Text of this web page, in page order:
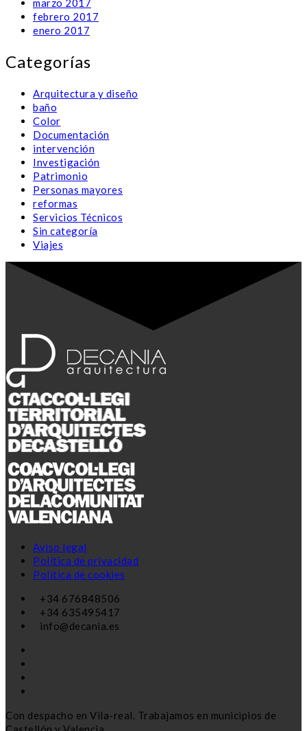
marzo 2017
febrero 2017
enero 2017
Categorías
Arquitectura y diseño
baño
Color
Documentación
intervención
Investigación
Patrimonio
Personas mayores
reformas
Servicios Técnicos
Sin categoría
Viajes
Aviso legal
Política de privacidad
Política de cookies
+34 676848506
+34 635495417
info@decania.es
Con despacho en Vila-real. Trabajamos en municipios de